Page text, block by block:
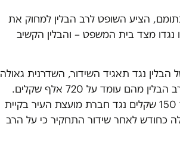
הציע השופט לרב הבלין למחוק את
מצד בית המשפט – והבלין הקשיב
נגד תאגיד השידור, השדרנית גאולה
אבן והכתב אורייה אלקיים. הסכום אותו תובע הרב הבלין מהם עומד על 720 אלף שקלים.
בנוסף, מנהל הרב הבלין תביעת לשון הרע על סך 150 שקלים נגד חברת מועצת העיר בקיית
כחודש לאחר שידור התחקיר כי על הרב